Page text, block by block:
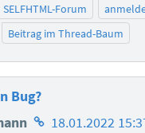
SELFHTML-Forum
Beitrag im Thread-Baum
Bug?
Homepage
18.01.2022